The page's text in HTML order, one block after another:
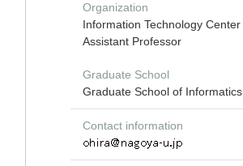
Organization
Information Technology Center
Assistant Professor
Graduate School
Graduate School of Informatics
Contact information